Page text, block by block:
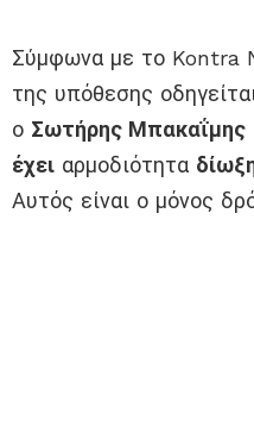
Σύμφωνα με το Kontra
της υπόθεσης
ο Σωτήρης Μπακαΐμης
έχει αρμοδιότητα
Αυτός είναι ο μόνος